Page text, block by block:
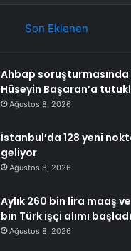
Son Eklenen
Ahbap soruşturmasında
Hüseyin Başaran’a
Ağustos 8, 2026
İstanbul’da 128 yeni
geliyor
Ağustos 8, 2026
Aylık 260 bin lira maaş
bin Türk işçi alımı başladı
Ağustos 8, 2026